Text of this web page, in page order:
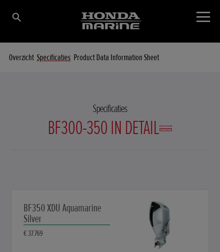
Overzicht Specificaties Product Data Information Sheet
Specificaties
BF300-350 IN DETAIL
BF350 XDU Aquamarine
Silver
€ 37.769